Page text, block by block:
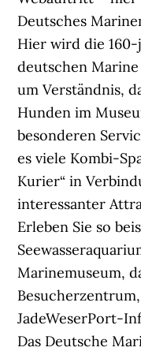
Deutsches
Hier wird die
deutschen
um Verständnis,
Hunden im
besonderen
es viele Kombi-
Kurier“ in
interessanter
Erleben Sie so
Marinemuseum,
JadeWeserPort-
Das Deutsche